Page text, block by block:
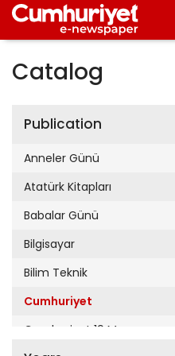
Catalog
Publication
Anneler Günü
Atatürk Kitapları
Babalar Günü
Bilgisayar
Bilim Teknik
Cumhuriyet
Cumhuriyet 19 Mayıs